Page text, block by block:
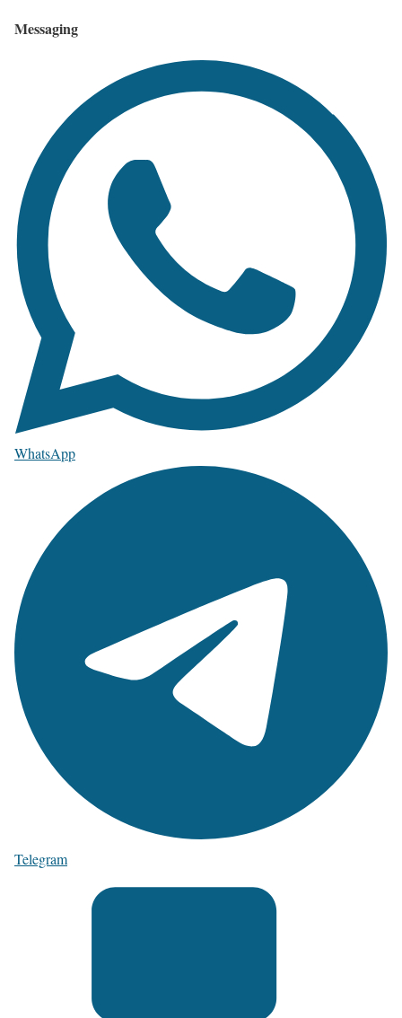
Messaging
WhatsApp
Telegram